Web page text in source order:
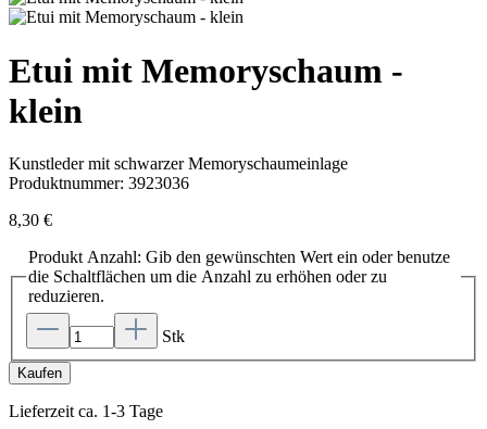
Etui mit Memoryschaum -
klein
Kunstleder mit schwarzer Memoryschaumeinlage
Produktnummer: 3923036
8,30 €
Produkt Anzahl: Gib den gewünschten Wert ein oder benutze
die Schaltflächen um die Anzahl zu erhöhen oder zu
reduzieren.
Stk
Kaufen
Lieferzeit ca. 1-3 Tage